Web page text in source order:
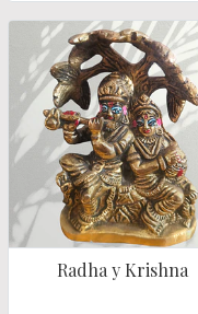
Radha y Krishna